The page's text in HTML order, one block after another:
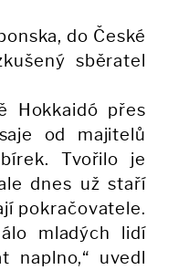
do České
sběratel
Hokkaidó přes
od majitelů
Tvořilo je
dnes už staří
pokračovatele.
mladých lidí
naplno,“ uvedl